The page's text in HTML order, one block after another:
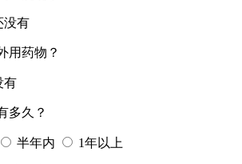
没有
用药物？
有
多久？
半年内 1年以上